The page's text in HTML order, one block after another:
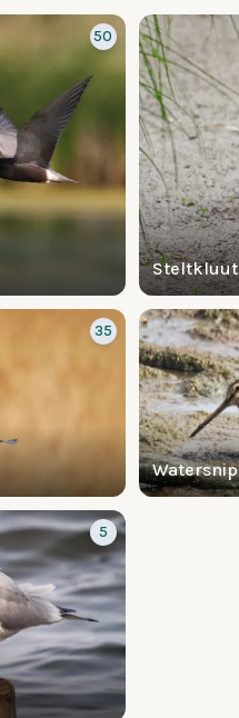
50
Steltkluut
35
Watersnip
5